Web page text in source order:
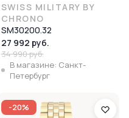
SWISS MILITARY BY
CHRONO
SM30200.32
27 992 руб.
34 990 руб.
В магазине: Санкт-
Петербург
-20%